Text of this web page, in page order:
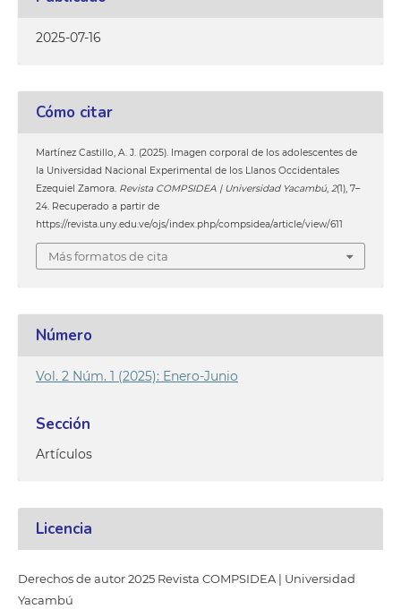
2025-07-16
Cómo citar
Martínez Castillo, A. J. (2025). Imagen corporal de los adolescentes de
la Universidad Nacional Experimental de los Llanos Occidentales
Ezequiel Zamora. Revista COMPSIDEA | Universidad Yacambú, 2(1), 7–
24. Recuperado a partir de
https://revista.uny.edu.ve/ojs/index.php/compsidea/article/view/611
Más formatos de cita
Número
Vol. 2 Núm. 1 (2025): Enero-Junio
Sección
Artículos
Licencia
Derechos de autor 2025 Revista COMPSIDEA | Universidad
Yacambú